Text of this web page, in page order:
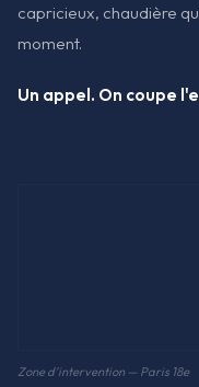
capricieux, chaudière
moment.
Un appel. On coupe
Zone d'intervention — Paris 18e